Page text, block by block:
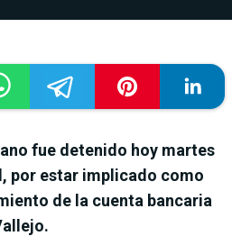
fue detenido hoy martes
por estar implicado como
de la cuenta bancaria